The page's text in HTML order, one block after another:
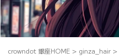
crowndot 銀座HOME > ginza_hair >